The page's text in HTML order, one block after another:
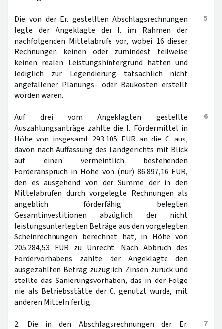
5
Die von der Er. gestellten Abschlagsrechnungen
legte der Angeklagte der I. im Rahmen der
nachfolgenden Mittelabrufe vor, wobei 16 dieser
Rechnungen keinen oder zumindest teilweise
keinen realen Leistungshintergrund hatten und
lediglich zur Legendierung tatsächlich nicht
angefallener Planungs- oder Baukosten erstellt
worden waren.
6
Auf drei vom Angeklagten gestellte
Auszahlungsanträge zahlte die I. Fördermittel in
Höhe von insgesamt 293.105 EUR an die C. aus,
davon nach Auffassung des Landgerichts mit Blick
auf einen vermeintlich bestehenden
Förderanspruch in Höhe von (nur) 86.897,16 EUR,
den es ausgehend von der Summe der in den
Mittelabrufen durch vorgelegte Rechnungen als
angeblich förderfähig belegten
Gesamtinvestitionen abzüglich der nicht
leistungsunterlegten Beträge aus den vorgelegten
Scheinrechnungen berechnet hat, in Höhe von
205.284,53 EUR zu Unrecht. Nach Abbruch des
Fördervorhabens zahlte der Angeklagte den
ausgezahlten Betrag zuzüglich Zinsen zurück und
stellte das Sanierungsvorhaben, das in der Folge
nie als Betriebsstätte der C. genutzt wurde, mit
anderen Mitteln fertig.
7
2. Die in den Abschlagsrechnungen der Er.